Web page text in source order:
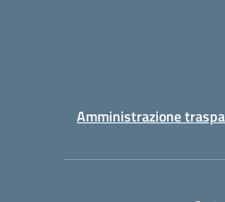
Amministrazione